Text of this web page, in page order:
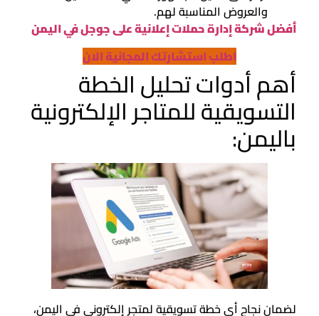
والعروض المناسبة لهم.
أفضل شركة إدارة حملات إعلانية على جوجل في اليمن
اطلب استشارتك المجانية الان
أهم أدوات تحليل الخطة
التسويقية للمتاجر الإلكترونية
باليمن:
لضمان نجاح أي خطة تسويقية لمتجر إلكتروني في اليمن،